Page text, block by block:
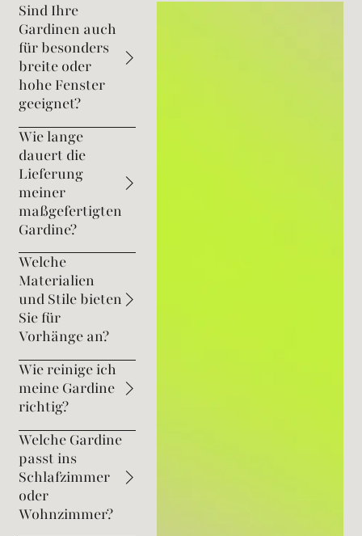
Sind Ihre
Gardinen auch
für besonders
breite oder
hohe Fenster
geeignet?
Wie lange
dauert die
Lieferung
meiner
maßgefertigten
Gardine?
Welche
Materialien
und Stile bieten
Sie für
Vorhänge an?
Wie reinige ich
meine Gardine
richtig?
Welche Gardine
passt ins
Schlafzimmer
oder
Wohnzimmer?